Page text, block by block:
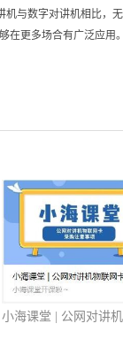
与数字对讲机相比，
在更多场合有广泛应用。